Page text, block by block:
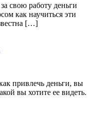
свою работу деньги
как научиться эти
[…]
привлечь деньги, вы
вы хотите ее видеть.